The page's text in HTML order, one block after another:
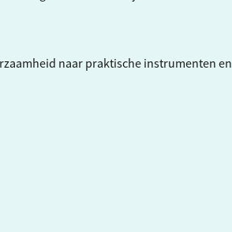
naar praktische instrumenten en